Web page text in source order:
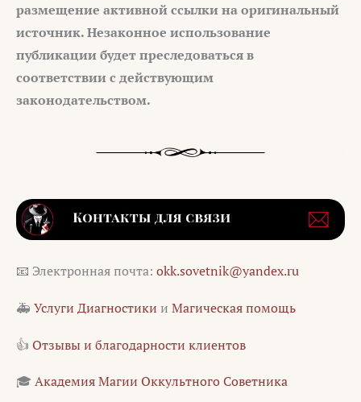
размещение активной ссылки на оригинальный
источник. Незаконное использование
публикации будет преследоваться в
соответствии с действующим
законодательством.
📧 Электронная почта: okk.sovetnik@yandex.ru
🚑 Услуги Диагностики и Магическая помощь
👍 Отзывы и благодарности клиентов
🎓 Академия Магии Оккультного Советника